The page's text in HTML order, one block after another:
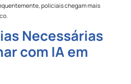
policiais chegam mais
Necessárias
com IA em